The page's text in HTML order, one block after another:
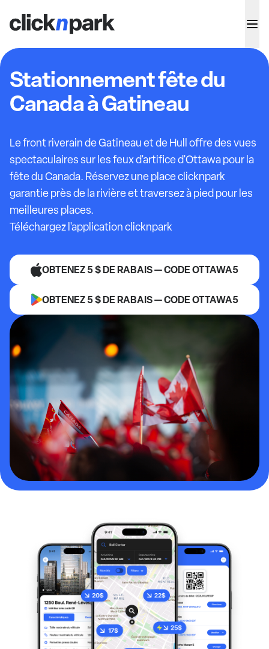
Stationnement fête du
Canada à Gatineau
Le front riverain de Gatineau et de Hull offre des vues
spectaculaires sur les feux d'artifice d'Ottawa pour la
fête du Canada. Réservez une place clicknpark
garantie près de la rivière et traversez à pied pour les
meilleures places.
Téléchargez l'application clicknpark
OBTENEZ 5 $ DE RABAIS — CODE OTTAWA5
OBTENEZ 5 $ DE RABAIS — CODE OTTAWA5